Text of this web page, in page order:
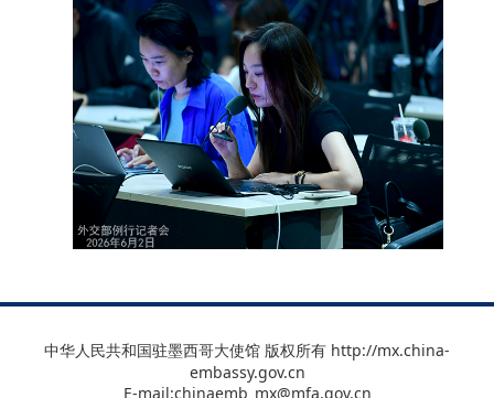
中华人民共和国驻墨西哥大使馆 版权所有 http://mx.china-
embassy.gov.cn
E-mail:chinaemb_mx@mfa.gov.cn